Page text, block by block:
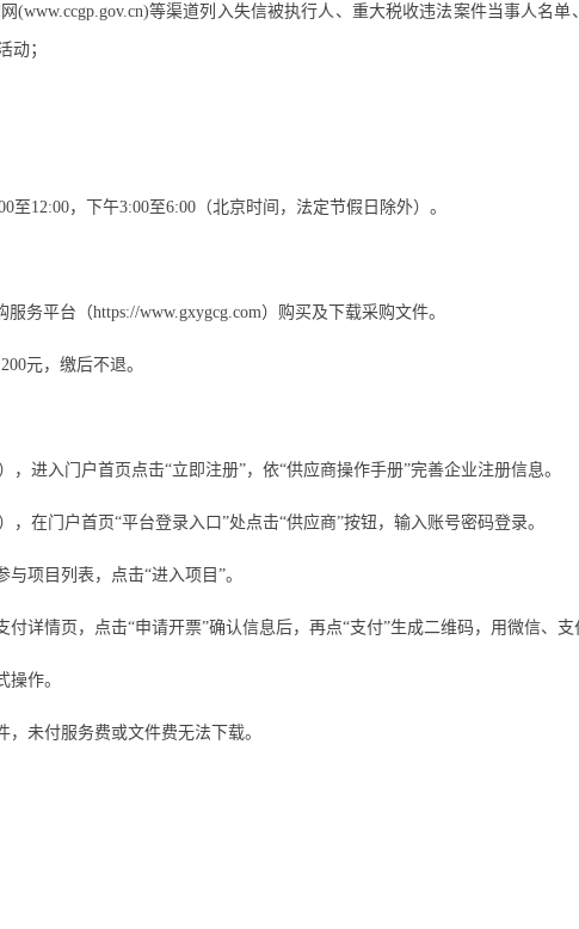
(www.ccgp.gov.cn)等渠道列入失信被执行人、重大税收违法案件当事人
动；
0至12:00，下午3:00至6:00（北京时间，法定节假日除外）。
服务平台（https://www.gxygcg.com） 购买及下载采购文件。
200元，缴后不退。
，进入门户首页点击“立即注册”，依“供应商操作手册”完善企业注册信息。
， 在门户首页“平台登录入口”处点击“供应商”按钮，输入账号密码登录。
项目列表，点击“进入项目”。
付详情页，点击“申请开票”确认信息后，再点“支付”生成二维码，用微信、支
操作。
未付服务费或文件费无法下载。